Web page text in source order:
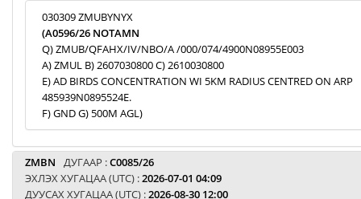
030309 ZMUBYNYX
(A0596/26 NOTAMN
Q) ZMUB/QFAHX/IV/NBO/A /000/074/4900N08955E003
A) ZMUL B) 2607030800 C) 2610030800
E) AD BIRDS CONCENTRATION WI 5KM RADIUS CENTRED ON ARP
485939N0895524E.
F) GND G) 500M AGL)
ZMBN ДУГААР :C0085/26
ЭХЛЭХ ХУГАЦАА (UTC) :2026-07-01 04:09
ДУУСАХ ХУГАЦАА (UTC) :2026-08-30 12:00